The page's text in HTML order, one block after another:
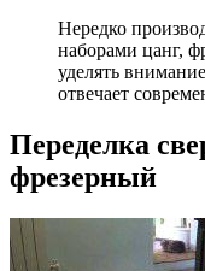
Нередко
наборами цанг,
уделять
отвечает
Переделка
фрезерный